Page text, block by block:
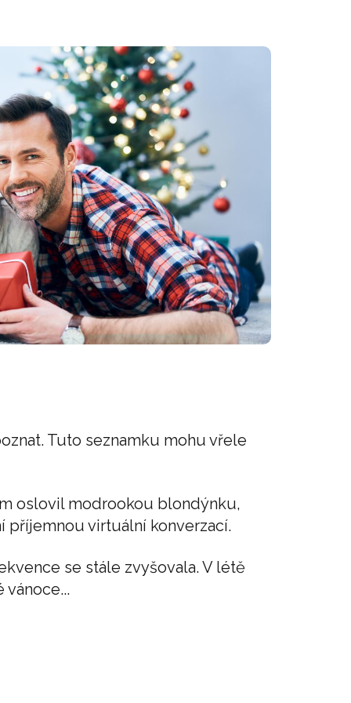
Tuto seznamku mohu vřele
oslovil modrookou blondýnku,
příjemnou virtuální konverzací.
se stále zvyšovala. V létě